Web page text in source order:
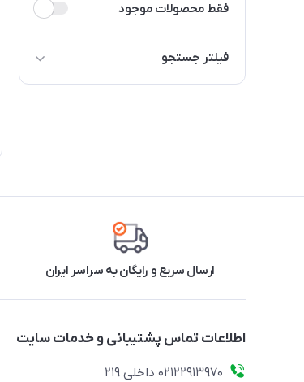
فقط محصولات موجود
فیلتر جستجو
فیلتر هپا
ارسال سریع و رایگان به سراسر ایران
اطلاعات تماس پشتیبانی و خدمات سایت
02122913970 داخلی 219